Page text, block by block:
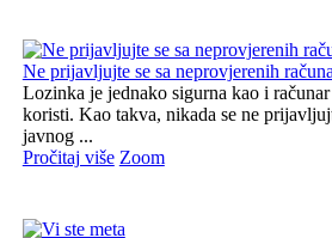
Ne prijavljujte se sa neprovjerenih
Lozinka je jednako sigurna kao i
koristi. Kao takva, nikada se ne
javnog ...
Pročitaj više Zoom